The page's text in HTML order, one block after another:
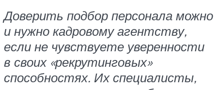
Доверить подбор персонала можно
и нужно кадровому агентству,
если не чувствуете уверенности
в своих «рекрутинговых»
способностях. Их специалисты,